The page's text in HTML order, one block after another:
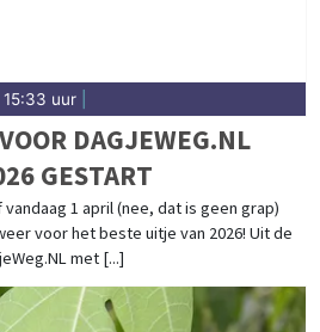
uur
DAGJEWEG.NL
GESTART
1 april (nee, dat is geen grap)
voor het beste uitje van 2026! Uit de
met [...]